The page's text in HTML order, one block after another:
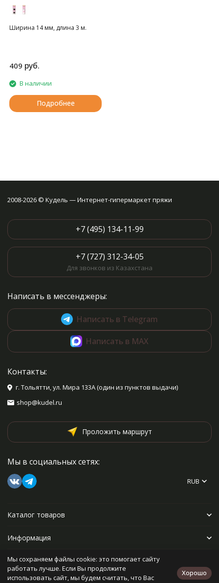
Ширина 14 мм, длина 3 м.
409 руб.
В наличии
Подробнее
2008-2026 © Кудель — Интернет-гипермаркет пряжи
+7 (495) 134-11-99
+7 (727) 312-34-05
Для звонков из Казахстана
Написать в мессенджеры:
Написать в Telegram
Написать в MAX
Контакты:
г. Тольятти, ул. Мира 133А (один из пунктов выдачи)
shop@kudel.ru
Проложить маршрут
Мы в социальных сетях:
RUB
Каталог товаров
Информация
Прочее
Мы сохраняем файлы cookie: это помогает сайту
работать лучше. Если Вы продолжите
использовать сайт, мы будем считать, что Вас
Хорошо